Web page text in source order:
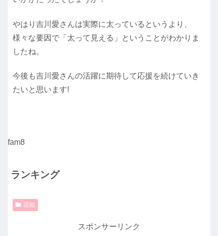
やはり吉川愛さんは実際に太っているというより、
様々な要因で「太って見える」ということがわかりま
したね。
今後も吉川愛さんの活躍に期待して応援を続けていき
たいと思います!
fam8
ランキング
芸能
スポンサーリンク